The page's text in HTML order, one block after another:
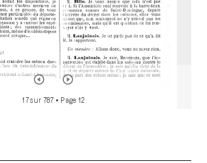
17 sur 787 • Page 12